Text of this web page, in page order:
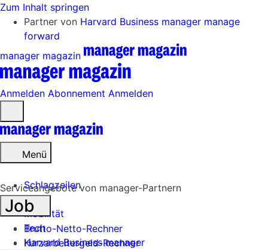
Zum Inhalt springen
Partner von Harvard Business manager manage
forward
manager magazin
Anmelden Abonnement Anmelden
öffnen
Menü
Schlagzeilen
Mobilität
Tech
Harvard Business manager
Serviceangebote von manager-Partnern
Job
Brutto-Netto-Rechner
Kurzarbeitergeld-Rechner